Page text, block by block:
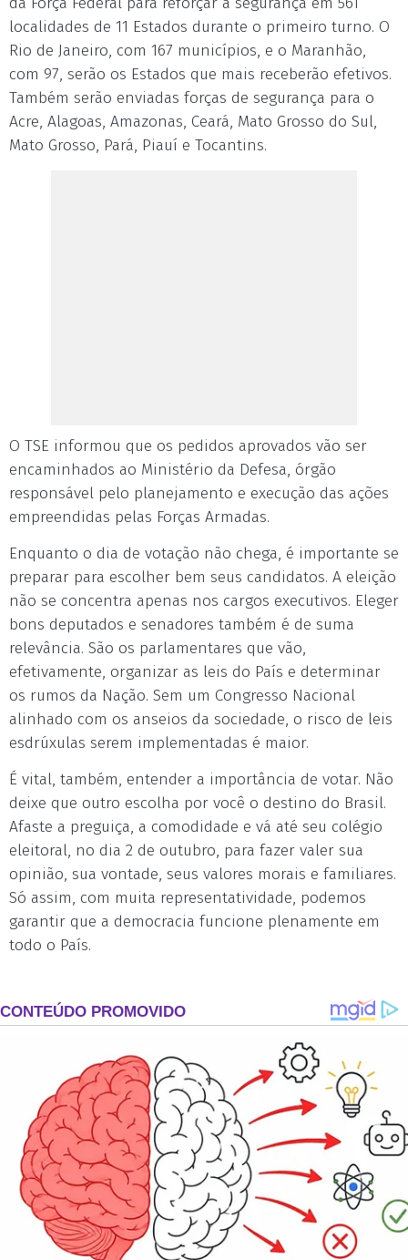
localidades de 11 Estados durante o primeiro turno. O
Rio de Janeiro, com 167 municípios, e o Maranhão,
com 97, serão os Estados que mais receberão efetivos.
Também serão enviadas forças de segurança para o
Acre, Alagoas, Amazonas, Ceará, Mato Grosso do Sul,
Mato Grosso, Pará, Piauí e Tocantins.
O TSE informou que os pedidos aprovados vão ser
encaminhados ao Ministério da Defesa, órgão
responsável pelo planejamento e execução das ações
empreendidas pelas Forças Armadas.
Enquanto o dia de votação não chega, é importante se
preparar para escolher bem seus candidatos. A eleição
não se concentra apenas nos cargos executivos. Eleger
bons deputados e senadores também é de suma
relevância. São os parlamentares que vão,
efetivamente, organizar as leis do País e determinar
os rumos da Nação. Sem um Congresso Nacional
alinhado com os anseios da sociedade, o risco de leis
esdrúxulas serem implementadas é maior.
É vital, também, entender a importância de votar. Não
deixe que outro escolha por você o destino do Brasil.
Afaste a preguiça, a comodidade e vá até seu colégio
eleitoral, no dia 2 de outubro, para fazer valer sua
opinião, sua vontade, seus valores morais e familiares.
Só assim, com muita representatividade, podemos
garantir que a democracia funcione plenamente em
todo o País.